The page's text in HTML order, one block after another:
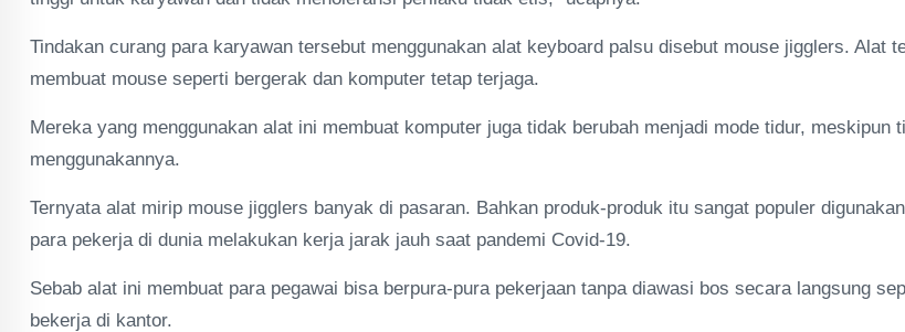
Tindakan curang para karyawan tersebut menggunakan alat keyboard palsu disebut mouse jigglers. Alat
membuat mouse seperti bergerak dan komputer tetap terjaga.
Mereka yang menggunakan alat ini membuat komputer juga tidak berubah menjadi mode tidur, meskipun
menggunakannya.
Ternyata alat mirip mouse jigglers banyak di pasaran. Bahkan produk-produk itu sangat populer
para pekerja di dunia melakukan kerja jarak jauh saat pandemi Covid-19.
Sebab alat ini membuat para pegawai bisa berpura-pura pekerjaan tanpa diawasi bos secara langsung
bekerja di kantor.